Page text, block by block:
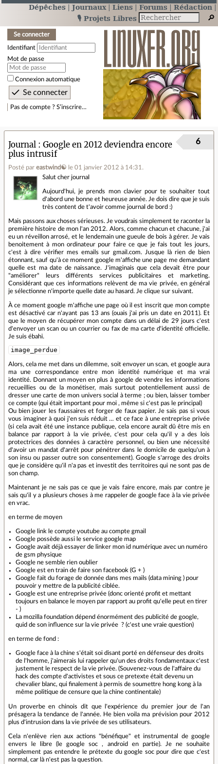
Dépêches Journaux Liens Forums
Rédaction
🎙️ Projets Libres
Se connecter
Identifiant
Mot de passe
Connexion automatique
Pas de compte ? S’inscrire…
Journal
Google en 2012 deviendra encore
plus intrusif
Posté par eastwind☯ le 01 janvier 2012 à 14:31 .
6
Salut cher journal
Aujourd'hui, je prends mon clavier pour te souhaiter tout
d'abord une bonne et heureuse année. Je dois dire que je suis
très content de t'avoir comme journal de bord :)
Mais passons aux choses sérieuses. Je voudrais simplement te raconter la
première histoire de mon l'an 2012. Alors, comme chacun et chacune, j'ai
eu un réveillon arrosé, et le lendemain une gueule de bois à gérer. Je vais
benoitement à mon ordinateur pour faire ce que je fais tout les jours,
c'est à dire vérifier mes emails sur gmail.com. Jusque là rien de bien
étonnant, sauf qu'à ce moment google m'affiche une page me demandant
quelle est ma date de naissance. J'imaginais que cela devait être pour
"améliorer" leurs différents services publicitaires et marketing.
Considérant que ces informations relèvent de ma vie privée, en général
je sélectionne n'importe quelle date au hasard. Je clique sur suivant.
À ce moment google m'affiche une page où il est inscrit que mon compte
est désactivé car n'ayant pas 13 ans (ouais j'ai pris un date en 2011). Et
que le moyen de récupérer mon compte dans un délai de 29 jours c'est
d'envoyer un scan ou un courrier ou fax de ma carte d'identité officielle.
Je suis ébahi.
image_perdue
Alors, cela me met dans un dilemme, soit envoyer un scan, et google aura
ma une correspondance entre mon identité numérique et ma vrai
identité. Donnant un moyen en plus à google de vendre les informations
recueillies ou de la monétiser, mais surtout potentiellement aussi de
dresser une carte de mon univers social à terme ; ou bien, laisser tomber
ce compte (qui était important pour moi , même si c'est pas le principal)
Ou bien jouer les faussaires et forger de faux papier. Je sais pas si vous
vous imaginer à quoi j'en suis réduit … et ce face à une entreprise privée
(si cela avait été une instance publique, cela encore aurait dû être mis en
balance par rapport à la vie privée, c'est pour cela qu'il y a des lois
protectrices des données à caractère personnel, ou bien une nécessité
d'avoir un mandat d'arrêt pour pénétrer dans le domicile de quelqu'un à
son insu ou passer outre son consentement). Google s'arroge des droits
que je considère qu'il n'a pas et investit des territoires qui ne sont pas de
son champ.
Maintenant je ne sais pas ce que je vais faire encore, mais par contre je
sais qu'il y a plusieurs choses à me rappeler de google face à la vie privée
en vrac.
en terme de moyen
Google link le compte youtube au compte gmail
Google possède aussi le service google map
Google avait déjà essayer de linker mon id numérique avec un numéro
de gsm physique
Google ne semble rien oublier
Google est en train de faire son facebook (G + )
Google fait du forage de donnée dans mes mails (data mining ) pour
pouvoir y mettre de la publicité ciblée.
Google est une entreprise privée (donc orienté profit et mettant
toujours en balance le moyen par rapport au profit qu'elle peut en tirer
- )
La mozilla foundation dépend énormément des publicité de google,
quid de son influence sur la vie privée ? (c'est une vraie question)
en terme de fond :
Google face à la chine s'était soi disant porté en défenseur des droits
de l'homme, j'aimerais lui rappeler qu'un des droits fondamentaux c'est
justement le respect de la vie privée. (Souvenez-vous de l'affaire du
hack des compte d'activistes et sous ce pretexte était devenu un
chevalier blanc, qui finalement à permis de soumettre hong kong à la
même politique de censure que la chine continentale)
Un proverbe en chinois dit que l'expérience du premier jour de l'an
présagera la tendance de l'année. He bien voila ma prévision pour 2012
plus d'intrusion dans la vie privée de ses utilisateurs.
Cela n'enlève rien aux actions "bénéfique" et instrumental de google
envers le libre (le google soc , android en partie). Je ne souhaite
simplement pas entendre le prétexte du google soc pour dire que c'est
normal, car là n'est pas la question.